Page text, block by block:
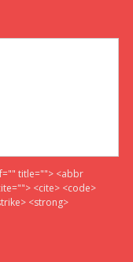
title=""> <abbr
<cite> <code>
<strong>